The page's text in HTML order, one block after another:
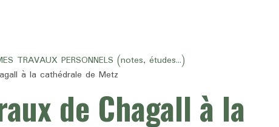
TRAVAUX PERSONNELS (notes, études...)
à la cathédrale de Metz
de Chagall à la